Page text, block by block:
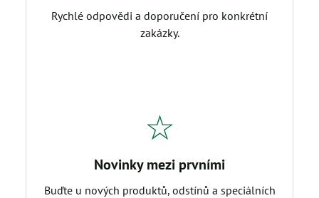
Rychlé odpovědi a doporučení pro konkrétní
zakázky.
☆
Novinky mezi prvními
Buďte u nových produktů, odstínů a speciálních